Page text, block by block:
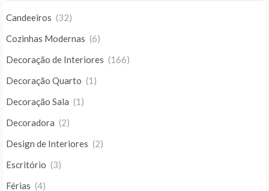
Candeeiros (32)
Cozinhas Modernas (6)
Decoração de Interiores (166)
Decoração Quarto (1)
Decoração Sala (1)
Decoradora (2)
Design de Interiores (2)
Escritório (3)
Férias (4)